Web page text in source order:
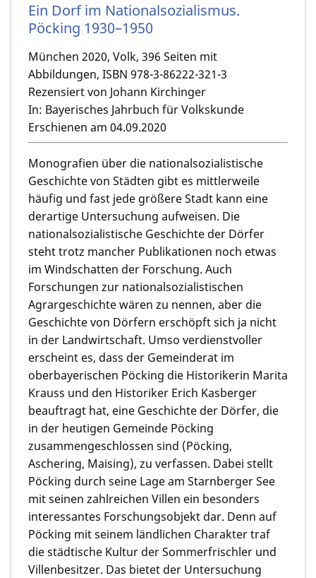
Ein Dorf im Nationalsozialismus.
Pöcking 1930–1950
München 2020, Volk, 396 Seiten mit
Abbildungen, ISBN 978-3-86222-321-3
Rezensiert von Johann Kirchinger
In: Bayerisches Jahrbuch für Volkskunde
Erschienen am 04.09.2020
Monografien über die nationalsozialistische
Geschichte von Städten gibt es mittlerweile
häufig und fast jede größere Stadt kann eine
derartige Untersuchung aufweisen. Die
nationalsozialistische Geschichte der Dörfer
steht trotz mancher Publikationen noch etwas
im Windschatten der Forschung. Auch
Forschungen zur nationalsozialistischen
Agrargeschichte wären zu nennen, aber die
Geschichte von Dörfern erschöpft sich ja nicht
in der Landwirtschaft. Umso verdienstvoller
erscheint es, dass der Gemeinderat im
oberbayerischen Pöcking die Historikerin Marita
Krauss und den Historiker Erich Kasberger
beauftragt hat, eine Geschichte der Dörfer, die
in der heutigen Gemeinde Pöcking
zusammengeschlossen sind (Pöcking,
Aschering, Maising), zu verfassen. Dabei stellt
Pöcking durch seine Lage am Starnberger See
mit seinen zahlreichen Villen ein besonders
interessantes Forschungsobjekt dar. Denn auf
Pöcking mit seinem ländlichen Charakter traf
die städtische Kultur der Sommerfrischler und
Villenbesitzer. Das bietet der Untersuchung